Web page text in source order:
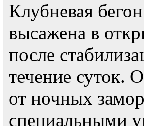
Клубневая
высажена в
после
течение суток.
от ночных
специальными